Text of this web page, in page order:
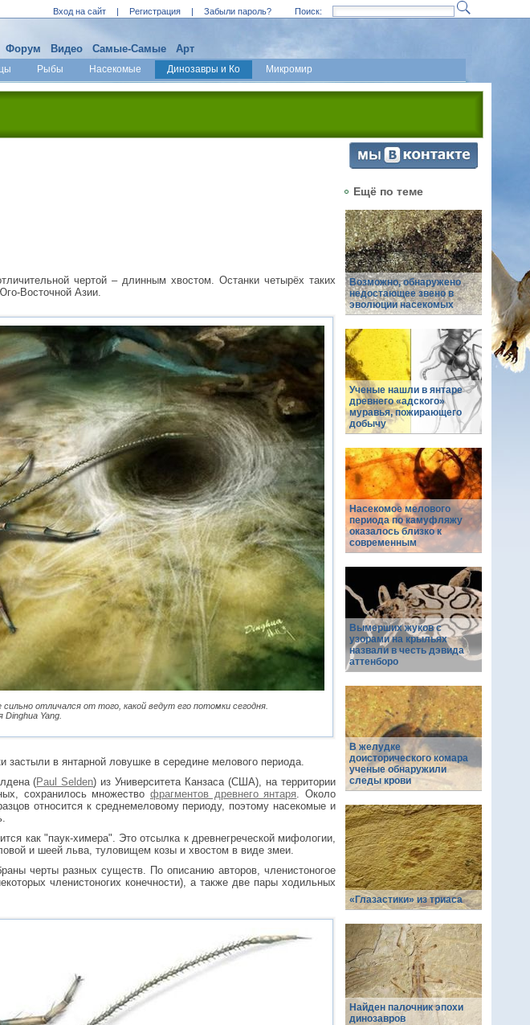
Вход на сайт | Регистрация | Забыли пароль? Поиск:
Рыбы Насекомые Динозавры и Ко Микромир
Форум Видео Самые-Самые Арт
чертой – длинным хвостом. Останки четырёх таких
Восточной Азии.
отличался от того, какой ведут его потомки сегодня.
Yang.
застыли в янтарной ловушке в середине мелового периода.
(Paul Selden) из Университета Канзаса (США), на территории
сохранилось множество фрагментов древнего янтаря. Около
относится к среднемеловому периоду, поэтому насекомые и
как "паук-химера". Это отсылка к древнегреческой мифологии,
и шеей льва, туловищем козы и хвостом в виде змеи.
черты разных существ. По описанию авторов, членистоногое
членистоногих конечности), а также две пары ходильных
Ещё по теме
Возможно, обнаружено
недостающее звено в
эволюции насекомых
Ученые нашли в янтаре
древнего «адского»
муравья, пожирающего
добычу
Насекомое мелового
периода по камуфляжу
оказалось близко к
современным
Вымерших жуков с
узорами на крыльях
назвали в честь дэвида
аттенборо
В желудке
доисторического комара
ученые обнаружили
следы крови
«Глазастики» из триаса
Найден палочник эпохи
динозавров